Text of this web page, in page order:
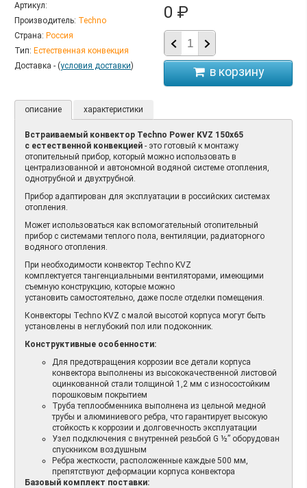
Артикул:
Производитель: Techno
Страна: Россия
Тип: Естественная конвекция
Доставка - (условия доставки)
0 ₽
описание характеристики
Встраиваемый конвектор Techno Power KVZ 150х65
с естественной конвекцией - это готовый к монтажу
отопительный прибор, который можно использовать в
централизованной и автономной водяной системе отопления,
однотрубной и двухтрубной.
Прибор адаптирован для эксплуатации в российских системах
отопления.
Может использоваться как вспомогательный отопительный
прибор с системами теплого пола, вентиляции, радиаторного
водяного отопления.
При необходимости конвектор Techno KVZ
комплектуется тангенциальными вентиляторами, имеющими
съемную конструкцию, которые можно
установить самостоятельно, даже после отделки помещения.
Конвекторы Techno KVZ с малой высотой корпуса могут быть
установлены в неглубокий пол или подоконник.
Конструктивные особенности:
Для предотвращения коррозии все детали корпуса
конвектора выполнены из высококачественной листовой
оцинкованной стали толщиной 1,2 мм с износостойким
порошковым покрытием
Труба теплообменника выполнена из цельной медной
трубы и алюминиевого ребра, что гарантирует высокую
стойкость к коррозии и долговечность эксплуатации
Узел подключения с внутренней резьбой G ½” оборудован
спускником воздушным
Ребра жесткости, расположенные каждые 500 мм,
препятствуют деформации корпуса конвектора
Базовый комплект поставки: